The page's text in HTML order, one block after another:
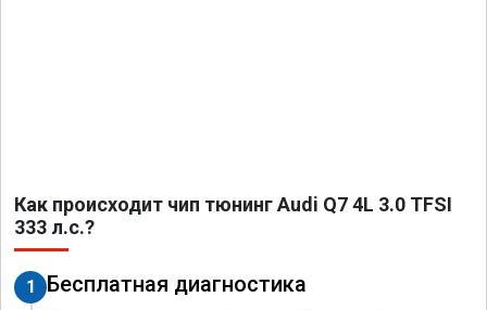
Как происходит чип тюнинг Audi Q7 4L 3.0 TFSI
333 л.с.?
1 Бесплатная диагностика